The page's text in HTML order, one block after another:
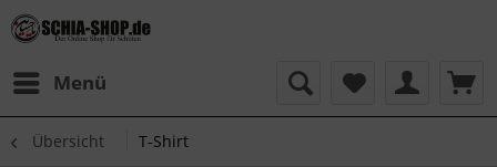
Menü
Übersicht T-Shirt